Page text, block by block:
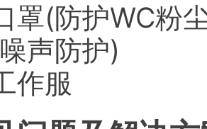
罩(防护WC粉
声防护)
作服